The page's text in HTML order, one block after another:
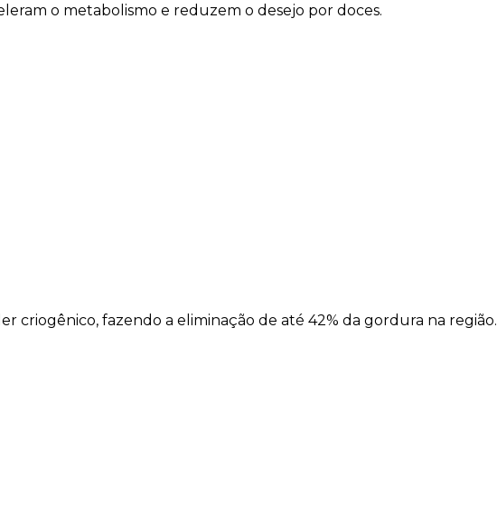
o metabolismo e reduzem o desejo por doces.
criogênico, fazendo a eliminação de até 42% da gordura na região.